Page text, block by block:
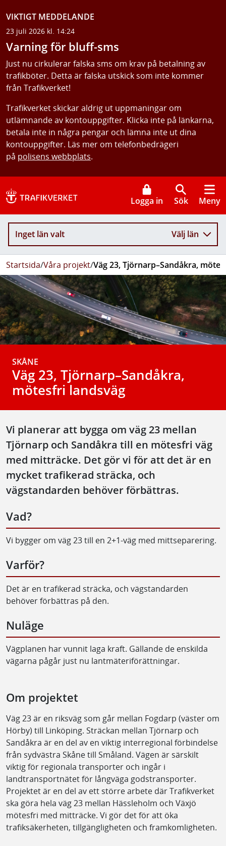
VIKTIGT MEDDELANDE
23 juli 2026 kl. 14:24
Varning för bluff-sms
Just nu cirkulerar falska sms om krav på betalning av
trafikböter. Detta är falska utskick som inte kommer
från Trafikverket!
Trafikverket skickar aldrig ut uppmaningar om
utlämnande av kontouppgifter. Klicka inte på länkarna,
betala inte in några pengar och lämna inte ut dina
kontouppgifter. Läs mer om telefonbedrägeri
på polisens webbplats.
Logga in Sök Meny
Inget län valt Välj län
Startsida/Våra projekt/Väg 23, Tjörnarp–Sandåkra,
SKÅNE
Väg 23, Tjörnarp–Sandåkra,
mötesfri landsväg
Vi planerar att bygga om väg 23 mellan
Tjörnarp och Sandåkra till en mötesfri väg
med mitträcke. Det gör vi för att det är en
mycket trafikerad sträcka, och
vägstandarden behöver förbättras.
Vad?
Vi bygger om väg 23 till en 2+1-väg med mittseparering.
Varför?
Det är en trafikerad sträcka, och vägstandarden
behöver förbättras på den.
Nuläge
Vägplanen har vunnit laga kraft. Gällande de enskilda
vägarna pågår just nu lantmäteriförättningar.
Om projektet
Väg 23 är en riksväg som går mellan Fogdarp (väster om
Hörby) till Linköping. Sträckan mellan Tjörnarp och
Sandåkra är en del av en viktig interregional förbindelse
från sydvästra Skåne till Småland. Vägen är särskilt
viktig för regionala transporter och ingår i
landtransportnätet för långväga godstransporter.
Projektet är en del av ett större arbete där Trafikverket
ska göra hela väg 23 mellan Hässleholm och Växjö
mötesfri med mitträcke. Vi gör det för att öka
trafiksäkerheten, tillgängligheten och framkomligheten.